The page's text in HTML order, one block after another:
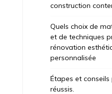
construction
Quels choix de
et de techniques
rénovation
personnalisée
Étapes et
réussis.